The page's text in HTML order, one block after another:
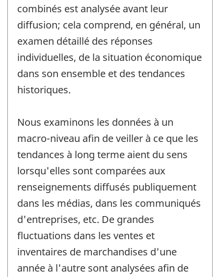
combinés est analysée avant leur
diffusion; cela comprend, en général, un
examen détaillé des réponses
individuelles, de la situation économique
dans son ensemble et des tendances
historiques.
Nous examinons les données à un
macro-niveau afin de veiller à ce que les
tendances à long terme aient du sens
lorsqu'elles sont comparées aux
renseignements diffusés publiquement
dans les médias, dans les communiqués
d'entreprises, etc. De grandes
fluctuations dans les ventes et
inventaires de marchandises d'une
année à l'autre sont analysées afin de